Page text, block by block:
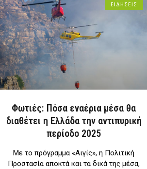
ΕΙΔΗΣΕΙΣ
Φωτιές: Πόσα εναέρια μέσα θα
διαθέτει η Ελλάδα την αντιπυρική
περίοδο 2025
Mε το πρόγραμμα «Αιγίς», η Πολιτική
Προστασία αποκτά και τα δικά της μέσα,